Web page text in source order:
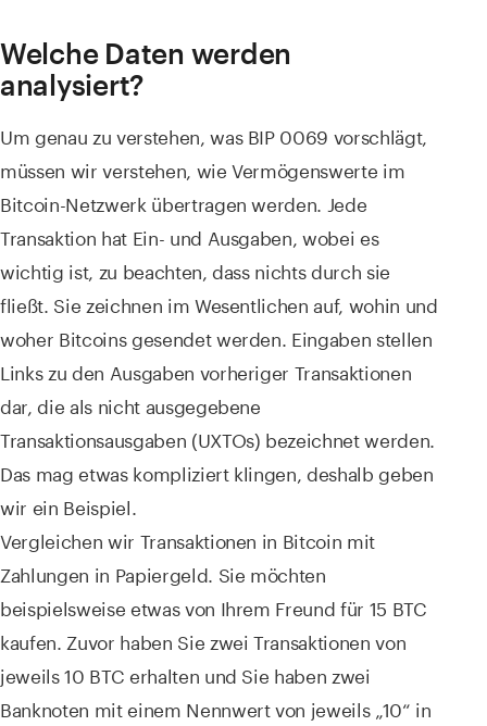
Welche Daten werden
analysiert?
Um genau zu verstehen, was BIP 0069 vorschlägt,
müssen wir verstehen, wie Vermögenswerte im
Bitcoin-Netzwerk übertragen werden. Jede
Transaktion hat Ein- und Ausgaben, wobei es
wichtig ist, zu beachten, dass nichts durch sie
fließt. Sie zeichnen im Wesentlichen auf, wohin und
woher Bitcoins gesendet werden. Eingaben stellen
Links zu den Ausgaben vorheriger Transaktionen
dar, die als nicht ausgegebene
Transaktionsausgaben (UXTOs) bezeichnet werden.
Das mag etwas kompliziert klingen, deshalb geben
wir ein Beispiel.
Vergleichen wir Transaktionen in Bitcoin mit
Zahlungen in Papiergeld. Sie möchten
beispielsweise etwas von Ihrem Freund für 15 BTC
kaufen. Zuvor haben Sie zwei Transaktionen von
jeweils 10 BTC erhalten und Sie haben zwei
Banknoten mit einem Nennwert von jeweils „10“ in